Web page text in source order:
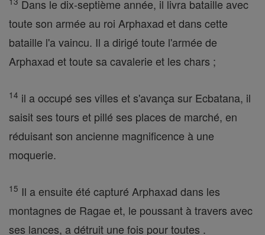
Dans le dix-septième année, il livra bataille avec
toute son armée au roi Arphaxad et dans cette
bataille l'a vaincu. Il a dirigé toute l'armée de
Arphaxad et toute sa cavalerie et les chars ;
14 il a occupé ses villes et s'avança sur Ecbatana, il
saisit ses tours et pillé ses places de marché, en
réduisant son ancienne magnificence à une
moquerie.
15 Il a ensuite été capturé Arphaxad dans les
montagnes de Ragae et, le poussant à travers avec
ses lances, a détruit une fois pour toutes .